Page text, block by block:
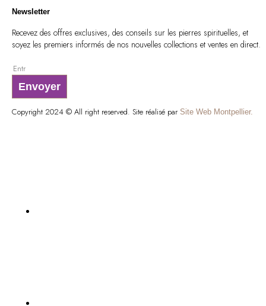
Newsletter
Recevez des offres exclusives, des conseils sur les pierres spirituelles, et
soyez les premiers informés de nos nouvelles collections et ventes en direct.
Envoyer
Copyright 2024 © All right reserved. Site réalisé par Site Web Montpellier.